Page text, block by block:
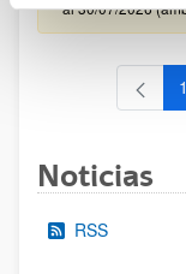
al 30/07/2026
1
Noticias
RSS